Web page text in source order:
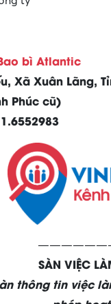
bì Atlantic
Xã Xuân Lãng,
Phúc cũ)
SÀN VIỆC
thông tin việc